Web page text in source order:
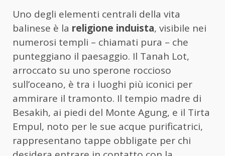
Uno degli elementi centrali della vita
balinese è la religione induista, visibile nei
numerosi templi – chiamati pura – che
punteggiano il paesaggio. Il Tanah Lot,
arroccato su uno sperone roccioso
sull’oceano, è tra i luoghi più iconici per
ammirare il tramonto. Il tempio madre di
Besakih, ai piedi del Monte Agung, e il Tirta
Empul, noto per le sue acque purificatrici,
rappresentano tappe obbligate per chi